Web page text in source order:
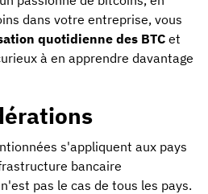
dans votre entreprise, vous
quotidienne des BTC et
à en apprendre davantage
s'appliquent aux pays
bancaire
pas le cas de tous les pays.